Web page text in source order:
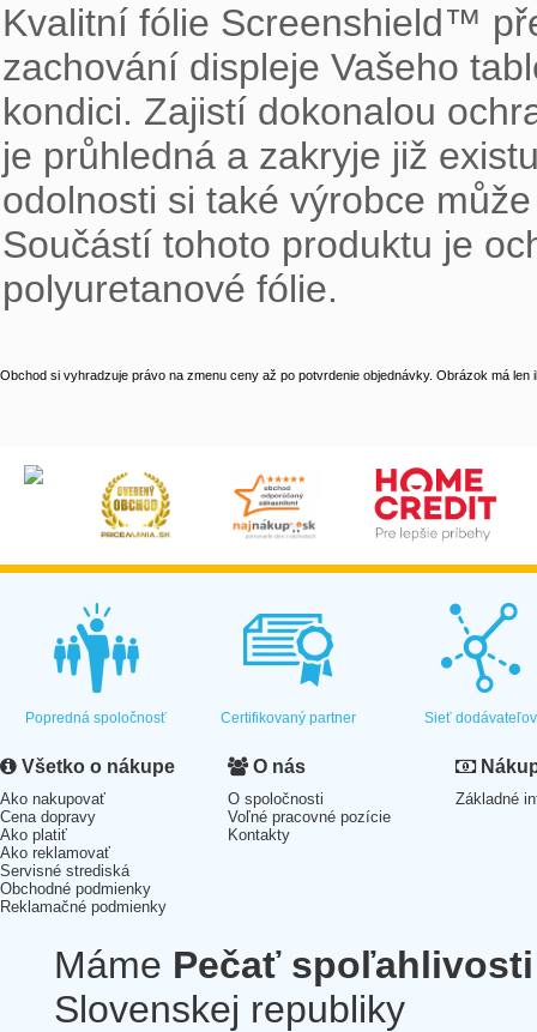
Kvalitní fólie Screenshield™
zachování displeje Vašeho
kondici. Zajistí dokonalou
je průhledná a zakryje již
odolnosti si také výrobce
Součástí tohoto produktu je
polyuretanové fólie.
Obchod si vyhradzuje právo na zmenu ceny až po potvrdenie objednávky. Obrázok má len
Popredná spoločnosť Certifikovaný partner Sieť dodávateľov
Všetko o nákupe
Ako nakupovať
Cena dopravy
Ako platiť
Ako reklamovať
Servisné strediská
Obchodné podmienky
Reklamačné podmienky
O nás
O spoločnosti
Voľné pracovné pozície
Kontakty
Základné
Máme Pečať spoľahlivosti
Slovenskej republiky